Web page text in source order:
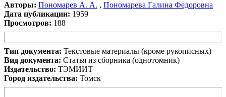
Авторы: Пономарев А. А. , Пономарева Галина Федоровна
Дата публикации: 1959
Просмотров: 188
Тип документа: Текстовые материалы (кроме рукописных)
Вид документа: Статья из сборника (однотомник)
Издательство: ТЭМИИТ
Город издательства: Томск